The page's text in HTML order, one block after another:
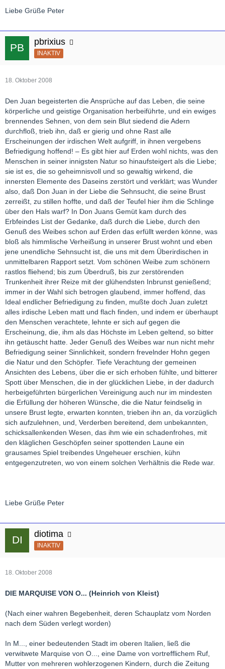
Liebe Grüße Peter
pbrixius
INAKTIV
18. Oktober 2008
Den Juan begeisterten die Ansprüche auf das Leben, die seine
körperliche und geistige Organisation herbeiführte, und ein ewiges
brennendes Sehnen, von dem sein Blut siedend die Adern
durchfloß, trieb ihn, daß er gierig und ohne Rast alle
Erscheinungen der irdischen Welt aufgriff, in ihnen vergebens
Befriedigung hoffend! – Es gibt hier auf Erden wohl nichts, was den
Menschen in seiner innigsten Natur so hinaufsteigert als die Liebe;
sie ist es, die so geheimnisvoll und so gewaltig wirkend, die
innersten Elemente des Daseins zerstört und verklärt; was Wunder
also, daß Don Juan in der Liebe die Sehnsucht, die seine Brust
zerreißt, zu stillen hoffte, und daß der Teufel hier ihm die Schlinge
über den Hals warf? In Don Juans Gemüt kam durch des
Erbfeindes List der Gedanke, daß durch die Liebe, durch den
Genuß des Weibes schon auf Erden das erfüllt werden könne, was
bloß als himmlische Verheißung in unserer Brust wohnt und eben
jene unendliche Sehnsucht ist, die uns mit dem Überirdischen in
unmittelbaren Rapport setzt. Vom schönen Weibe zum schönern
rastlos fliehend; bis zum Überdruß, bis zur zerstörenden
Trunkenheit ihrer Reize mit der glühendsten Inbrunst genießend;
immer in der Wahl sich betrogen glaubend, immer hoffend, das
Ideal endlicher Befriedigung zu finden, mußte doch Juan zuletzt
alles irdische Leben matt und flach finden, und indem er überhaupt
den Menschen verachtete, lehnte er sich auf gegen die
Erscheinung, die, ihm als das Höchste im Leben geltend, so bitter
ihn getäuscht hatte. Jeder Genuß des Weibes war nun nicht mehr
Befriedigung seiner Sinnlichkeit, sondern frevelnder Hohn gegen
die Natur und den Schöpfer. Tiefe Verachtung der gemeinen
Ansichten des Lebens, über die er sich erhoben fühlte, und bitterer
Spott über Menschen, die in der glücklichen Liebe, in der dadurch
herbeigeführten bürgerlichen Vereinigung auch nur im mindesten
die Erfüllung der höheren Wünsche, die die Natur feindselig in
unsere Brust legte, erwarten konnten, trieben ihn an, da vorzüglich
sich aufzulehnen, und, Verderben bereitend, dem unbekannten,
schicksallenkenden Wesen, das ihm wie ein schadenfrohes, mit
den kläglichen Geschöpfen seiner spottenden Laune ein
grausames Spiel treibendes Ungeheuer erschien, kühn
entgegenzutreten, wo von einem solchen Verhältnis die Rede war.
Liebe Grüße Peter
diotima
INAKTIV
18. Oktober 2008
DIE MARQUISE VON O... (Heinrich von Kleist)
(Nach einer wahren Begebenheit, deren Schauplatz vom Norden
nach dem Süden verlegt worden)
In M..., einer bedeutenden Stadt im oberen Italien, ließ die
verwitwete Marquise von O..., eine Dame von vortrefflichem Ruf,
Mutter von mehreren wohlerzogenen Kindern, durch die Zeitung